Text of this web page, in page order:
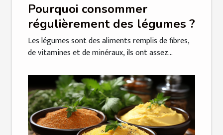
Pourquoi consommer
régulièrement des légumes ?
Les légumes sont des aliments remplis de fibres,
de vitamines et de minéraux, ils ont assez...